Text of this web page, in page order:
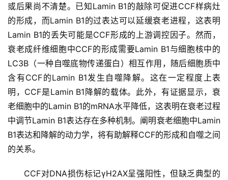
或后果尚不清楚。已知Lamin B1的敲除可促进CCF样病灶
的形成，而Lamin B1的过表达可以延缓衰老进程，这表明
Lamin B1的丢失可能是CCF形成的上游调控因子。然而，
衰老成纤维细胞中CCF的形成需要Lamin B1与细胞核中的
LC3B（一种自噬底物传递蛋白）相互作用，随后细胞质中
含有CCF的Lamin B1发生自噬降解。这在一定程度上表
明，CCF是Lamin B1降解的载体。此外，有证据显示，衰
老细胞中的Lamin B1的mRNA水平降低，这表明在衰老过程
中调节Lamin B1表达存在多种机制。阐明衰老细胞中Lamin
B1表达和降解的动力学，将有助解释CCF的形成和自噬之间
的关系。
CCF对DNA损伤标记γH2AX呈强阳性，但缺乏典型的